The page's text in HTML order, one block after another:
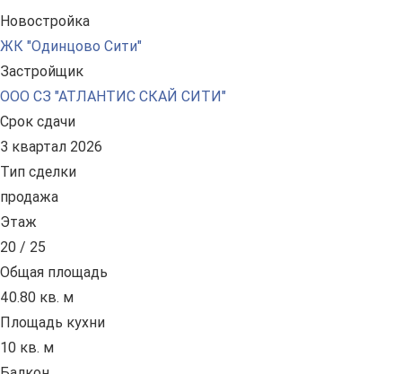
Новостройка
ЖК "Одинцово Сити"
Застройщик
ООО СЗ "АТЛАНТИС СКАЙ СИТИ"
Срок сдачи
3 квартал 2026
Тип сделки
продажа
Этаж
20 / 25
Общая площадь
40.80 кв. м
Площадь кухни
10 кв. м